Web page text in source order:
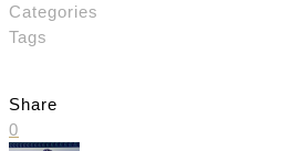
Categories
Tags
Share
0